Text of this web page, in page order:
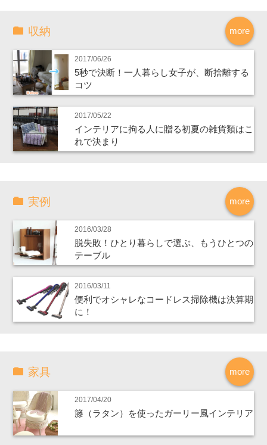
more
収納
2017/06/26
5秒で決断！一人暮らし女子が、断捨離する
コツ
2017/05/22
インテリアに拘る人に贈る初夏の雑貨類はこ
れで決まり
more
実例
2016/03/28
脱失敗！ひとり暮らしで選ぶ、もうひとつの
テーブル
2016/03/11
便利でオシャレなコードレス掃除機は決算期
に！
more
家具
2017/04/20
籐（ラタン）を使ったガーリー風インテリア